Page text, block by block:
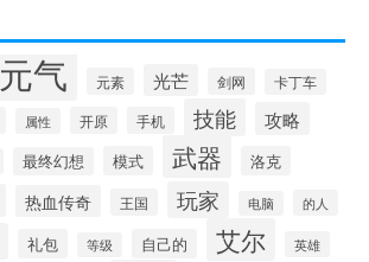
元气 元素 光芒 剑网 卡丁车
属性 开原 手机 技能 攻略
最终幻想 模式 武器 洛克
热血传奇 王国 玩家 电脑 的人
礼包 等级 自己的 艾尔 英雄